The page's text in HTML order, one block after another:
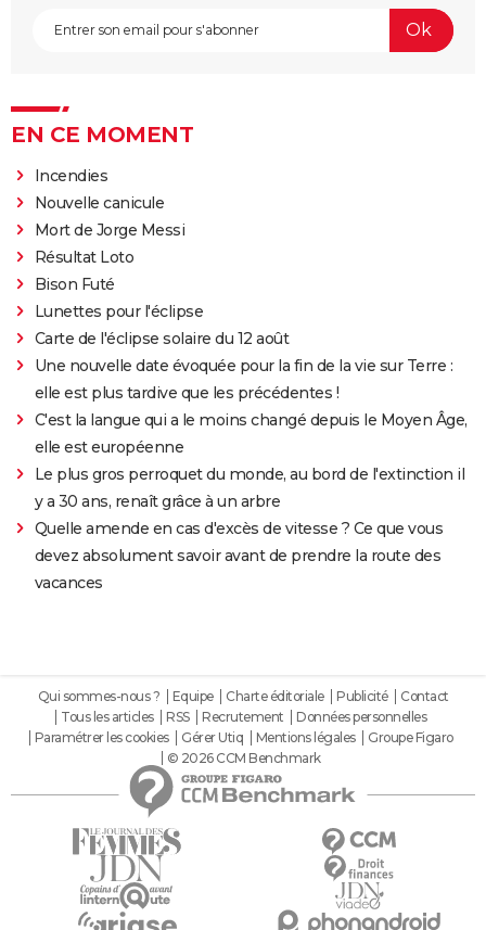
EN CE MOMENT
Incendies
Nouvelle canicule
Mort de Jorge Messi
Résultat Loto
Bison Futé
Lunettes pour l'éclipse
Carte de l'éclipse solaire du 12 août
Une nouvelle date évoquée pour la fin de la vie sur Terre :
elle est plus tardive que les précédentes !
C'est la langue qui a le moins changé depuis le Moyen Âge,
elle est européenne
Le plus gros perroquet du monde, au bord de l'extinction il
y a 30 ans, renaît grâce à un arbre
Quelle amende en cas d'excès de vitesse ? Ce que vous
devez absolument savoir avant de prendre la route des
vacances
Qui sommes-nous ? Equipe Charte éditoriale Publicité
Contact
Tous les articles
RSS Recrutement
Données personnelles
Paramétrer les cookies
Gérer Utiq Mentions légales
Groupe Figaro
© 2026 CCM Benchmark